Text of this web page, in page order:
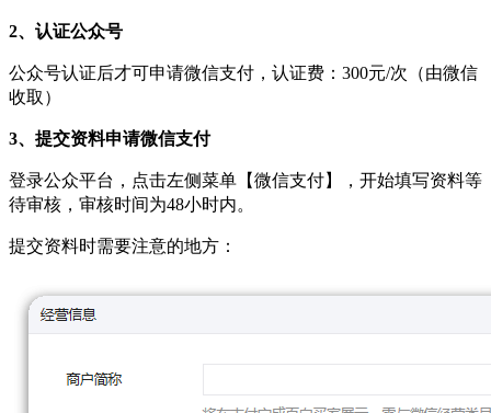
2、认证公众号
公众号认证后才可申请微信支付，认证费：300元/次（由微信
收取）
3、提交资料申请微信支付
登录公众平台，点击左侧菜单【微信支付】，开始填写资料等
待审核，审核时间为48小时内。
提交资料时需要注意的地方：